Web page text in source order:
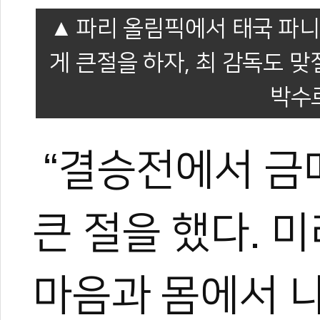
파리 올림픽에서 태국 파
게 큰절을 하자, 최 감독도
박수
“결승전에서
큰 절을 했다.
마음과 몸에서
관련 뉴스
춘천 월드컵팀
곽민주, 드디어
아쉽다 김종명…
방콕서 '2025
‘이변’에 ‘돌풍